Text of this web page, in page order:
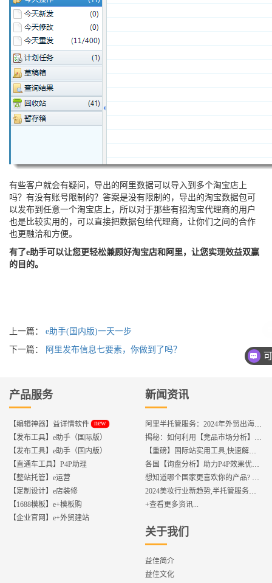
有些客户就会有疑问，导出的阿里数据可以导入到多个淘宝店上
吗？有没有账号限制的？答案是没有限制的，导出的淘宝数据包可
以发布到任意一个淘宝店上，所以对于那些有招淘宝代理商的用户
也是比较实用的，可以直接把数据包给代理商，让你们之间的合作
也更融洽和方便。
有了e助手可以让您更轻松兼顾好淘宝店和阿里，让您实现效益双赢
的目的。
上一篇： e助手(国内版)一天一步
下一篇：
阿里发布信息七要素，你做到了吗？
产品服务
【编辑神器】益详情软件 new
【发布工具】e助手（国际版）
【发布工具】e助手（国内版）
【直通车工具】P4P助理
【整站托管】e运营
【定制设计】e店装修
【1688模板】e+模板购
【企业官网】e+外贸建站
新闻资讯
阿里半托管服务：2024年外贸出海热潮的主旋律
揭秘：如何利用【竞品市场分析】优化店铺流量？
【重磅】国际站实用工具,快速解决运营中的5大琐事，一键提升运营效率!
各国【询盘分析】助力P4P效果优化,提升ROI!
想知道哪个国家更喜欢你的产品? 来这找到答案!
2024美妆行业新趋势,半托管服务抢占流量红利
+查看更多资讯...
关于我们
益佳简介
益佳文化